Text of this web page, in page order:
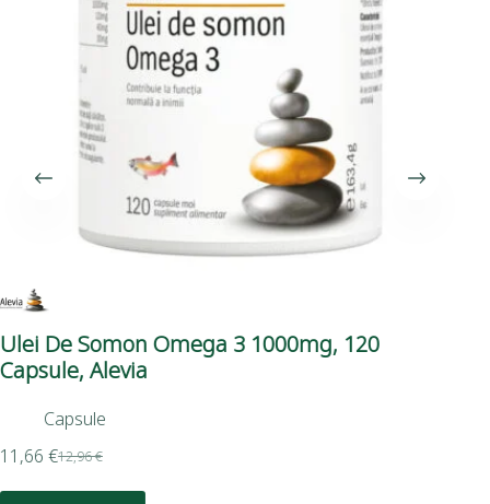
Ulei De Somon Omega 3 1000mg, 120
Capsule, Alevia
Capsule
12,96€
11,66 €